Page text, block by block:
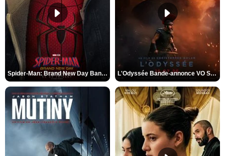
Spider-Man: Brand New Day Bande-annonce VO STFR L'Odyssée Bande-annonce VO STFR